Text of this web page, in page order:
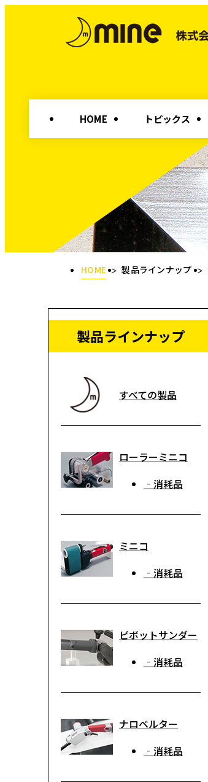
HOME トピックス
HOME 製品ラインナップ
製品ラインナップ
すべての製品
ローラーミニコ
‐消耗品
ミニコ
‐消耗品
ピボットサンダー
‐消耗品
ナロベルター
‐消耗品